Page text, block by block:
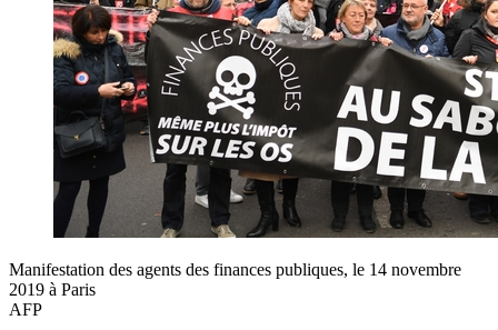
Manifestation des agents des finances publiques, le 14 novembre
2019 à Paris
AFP